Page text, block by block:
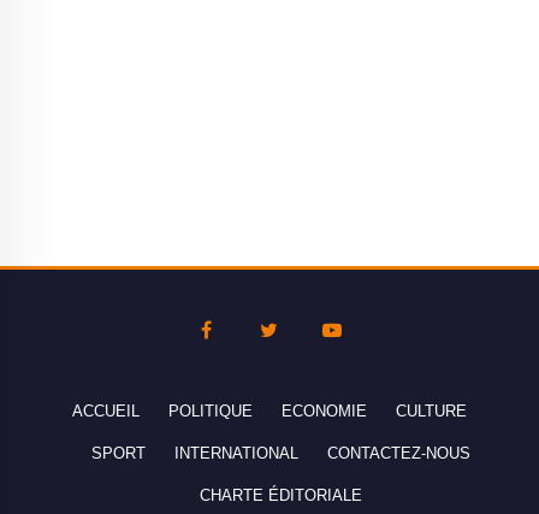
ACCUEIL POLITIQUE ECONOMIE CULTURE
SPORT INTERNATIONAL CONTACTEZ-NOUS
CHARTE ÉDITORIALE